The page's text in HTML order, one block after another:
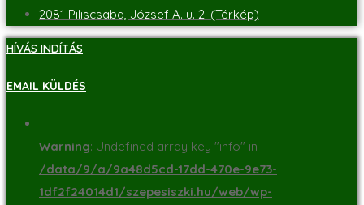
2081 Piliscsaba, József A. u. 2. (Térkép)
HÍVÁS INDÍTÁS
EMAIL KÜLDÉS
Warning: Undefined array key "info" in
/data/9/a/9a48d5cd-17dd-470e-9e73-
1df2f24014d1/szepesiszki.hu/web/wp-